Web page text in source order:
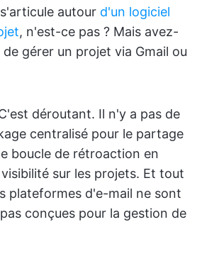
autour d'un logiciel
, n'est-ce pas ? Mais avez-
gérer un projet via Gmail ou
déroutant. Il n'y a pas de
centralisé pour le partage
boucle de rétroaction en
sur les projets. Et tout
plateformes d'e-mail ne sont
conçues pour la gestion de